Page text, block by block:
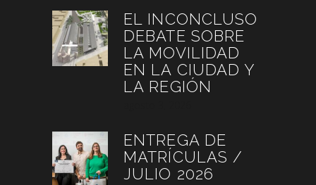
EL INCONCLUSO
DEBATE SOBRE
LA MOVILIDAD
EN LA CIUDAD Y
LA REGIÓN
ENTREGA DE
MATRÍCULAS /
JULIO 2026